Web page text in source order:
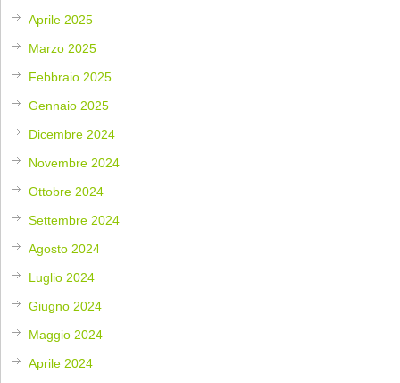
Aprile 2025
Marzo 2025
Febbraio 2025
Gennaio 2025
Dicembre 2024
Novembre 2024
Ottobre 2024
Settembre 2024
Agosto 2024
Luglio 2024
Giugno 2024
Maggio 2024
Aprile 2024